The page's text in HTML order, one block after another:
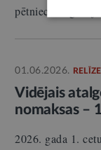
pētniece
01.06.2026. RELĪZE
Vidējais
nomaksas –
2026. gada 1.